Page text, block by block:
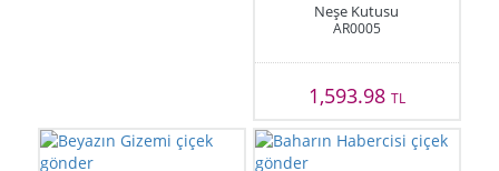
Neşe Kutusu
AR0005
1,593.98 TL